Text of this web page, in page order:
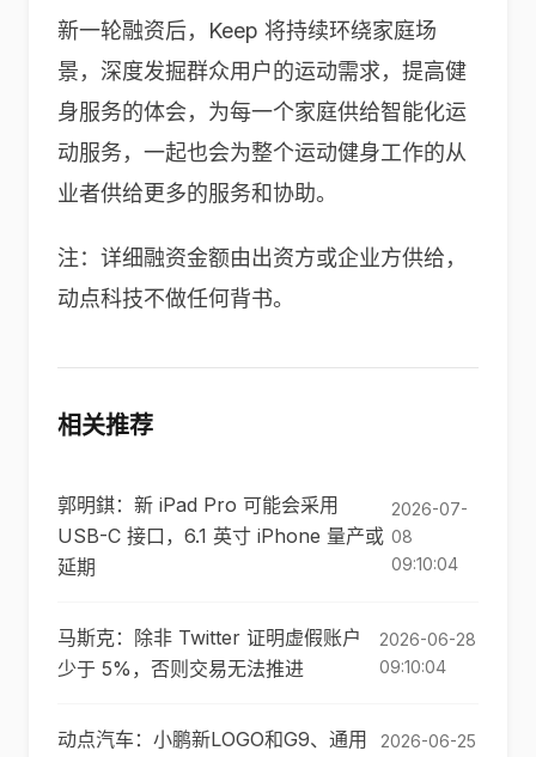
新一轮融资后，Keep 将持续环绕家庭场
景，深度发掘群众用户的运动需求，提高健
身服务的体会，为每一个家庭供给智能化运
动服务，一起也会为整个运动健身工作的从
业者供给更多的服务和协助。
注：详细融资金额由出资方或企业方供给，
动点科技不做任何背书。
相关推荐
郭明錤：新 iPad Pro 可能会采用
USB-C 接口，6.1 英寸 iPhone 量产或
延期
2026-07-
08
09:10:04
马斯克：除非 Twitter 证明虚假账户
少于 5%，否则交易无法推进
2026-06-28
09:10:04
动点汽车：小鹏新LOGO和G9、通用
2026-06-25